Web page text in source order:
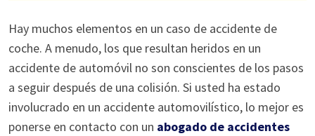
Lo
que
debe
saber
acerca
de
Hay muchos elementos en un caso de accidente de
coche. A menudo, los que resultan heridos en un
accidente de automóvil no son conscientes de los pasos
a seguir después de una colisión. Si usted ha estado
involucrado en un accidente automovilístico, lo mejor es
ponerse en contacto con un abogado de accidentes